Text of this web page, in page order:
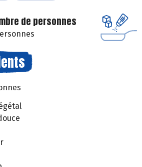
de personnes